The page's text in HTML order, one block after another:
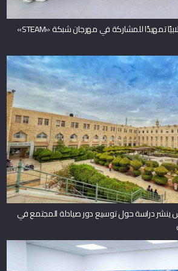
جامعة القدس تختتم تدريبًا طلابيًا تمهيدًا للمشاركة في مهرجان شبكة «STEAM»
دراسة حول توسيع دور صيادلة المجتمع في